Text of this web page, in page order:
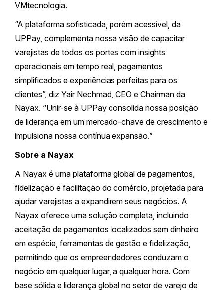
VMtecnologia.
“A plataforma sofisticada, porém acessível, da
UPPay, complementa nossa visão de capacitar
varejistas de todos os portes com insights
operacionais em tempo real, pagamentos
simplificados e experiências perfeitas para os
clientes”, diz Yair Nechmad, CEO e Chairman da
Nayax. “Unir-se à UPPay consolida nossa posição
de liderança em um mercado-chave de crescimento e
impulsiona nossa contínua expansão.”
Sobre a Nayax
A Nayax é uma plataforma global de pagamentos,
fidelização e facilitação do comércio, projetada para
ajudar varejistas a expandirem seus negócios. A
Nayax oferece uma solução completa, incluindo
aceitação de pagamentos localizados sem dinheiro
em espécie, ferramentas de gestão e fidelização,
permitindo que os empreendedores conduzam o
negócio em qualquer lugar, a qualquer hora. Com
base sólida e liderança global no setor de varejo de